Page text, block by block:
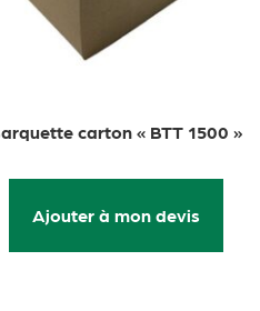
carton « BTT 1500 »
Ajouter à mon devis